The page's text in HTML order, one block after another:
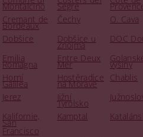
Montalcino Segre
Cremant de
Bordeaux
Čechy O. Cava
Dobšice
Dobšice u
Znojma
DOC
Emilia
Romagna
Entre Deux
Mer výšiny
Horní
Galilea
Hostěradice
na Moravě
Chablis
Jerez
Jižní
Tyrolsko
Kalifornie,
San
Francisco
Kamptal